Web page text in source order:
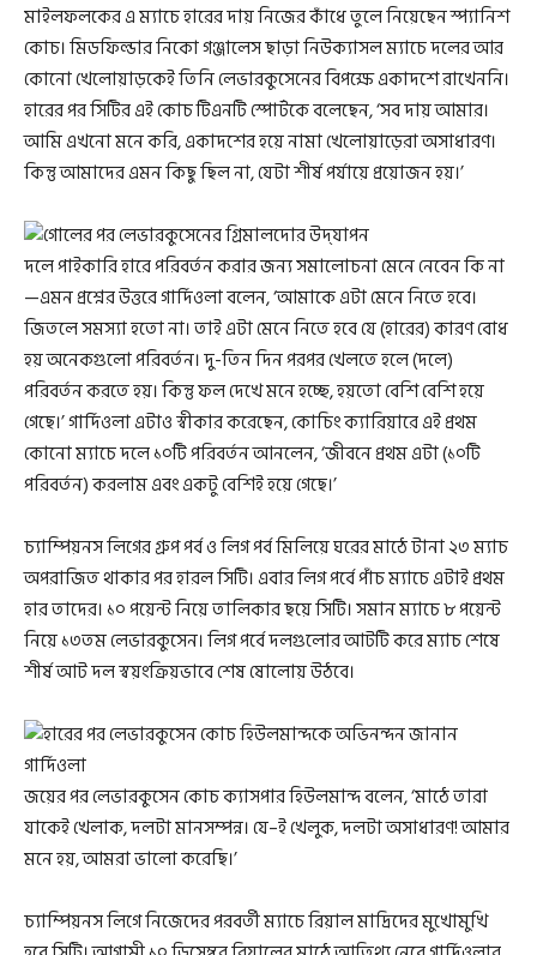
মাইলফলকের এ ম্যাচে হারের দায় নিজের কাঁধে তুলে নিয়েছেন স্প্যানিশ
কোচ। মিডফিল্ডার নিকো গঞ্জালেস ছাড়া নিউক্যাসল ম্যাচে দলের আর
কোনো খেলোয়াড়কেই তিনি লেভারকুসেনের বিপক্ষে একাদশে রাখেননি।
হারের পর সিটির এই কোচ টিএনটি স্পোর্টকে বলেছেন, ‘সব দায় আমার।
আমি এখনো মনে করি, একাদশের হয়ে নামা খেলোয়াড়েরা অসাধারণ।
কিন্তু আমাদের এমন কিছু ছিল না, যেটা শীর্ষ পর্যায়ে প্রয়োজন হয়।’
দলে পাইকারি হারে পরিবর্তন করার জন্য সমালোচনা মেনে নেবেন কি না
—এমন প্রশ্নের উত্তরে গার্দিওলা বলেন, ‘আমাকে এটা মেনে নিতে হবে।
জিতলে সমস্যা হতো না। তাই এটা মেনে নিতে হবে যে (হারের) কারণ বোধ
হয় অনেকগুলো পরিবর্তন। দু-তিন দিন পরপর খেলতে হলে (দলে)
পরিবর্তন করতে হয়। কিন্তু ফল দেখে মনে হচ্ছে, হয়তো বেশি বেশি হয়ে
গেছে।’ গার্দিওলা এটাও স্বীকার করেছেন, কোচিং ক্যারিয়ারে এই প্রথম
কোনো ম্যাচে দলে ১০টি পরিবর্তন আনলেন, ‘জীবনে প্রথম এটা (১০টি
পরিবর্তন) করলাম এবং একটু বেশিই হয়ে গেছে।’
চ্যাম্পিয়নস লিগের গ্রুপ পর্ব ও লিগ পর্ব মিলিয়ে ঘরের মাঠে টানা ২৩ ম্যাচ
অপরাজিত থাকার পর হারল সিটি। এবার লিগ পর্বে পাঁচ ম্যাচে এটাই প্রথম
হার তাদের। ১০ পয়েন্ট নিয়ে তালিকার ছয়ে সিটি। সমান ম্যাচে ৮ পয়েন্ট
নিয়ে ১৩তম লেভারকুসেন। লিগ পর্বে দলগুলোর আটটি করে ম্যাচ শেষে
শীর্ষ আট দল স্বয়ংক্রিয়ভাবে শেষ ষোলোয় উঠবে।
জয়ের পর লেভারকুসেন কোচ ক্যাসপার হিউলমান্দ বলেন, ‘মাঠে তারা
যাকেই খেলাক, দলটা মানসম্পন্ন। যে–ই খেলুক, দলটা অসাধারণ! আমার
মনে হয়, আমরা ভালো করেছি।’
চ্যাম্পিয়নস লিগে নিজেদের পরবর্তী ম্যাচে রিয়াল মাদ্রিদের মুখোমুখি